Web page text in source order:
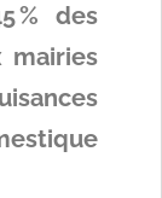
% des
mairies